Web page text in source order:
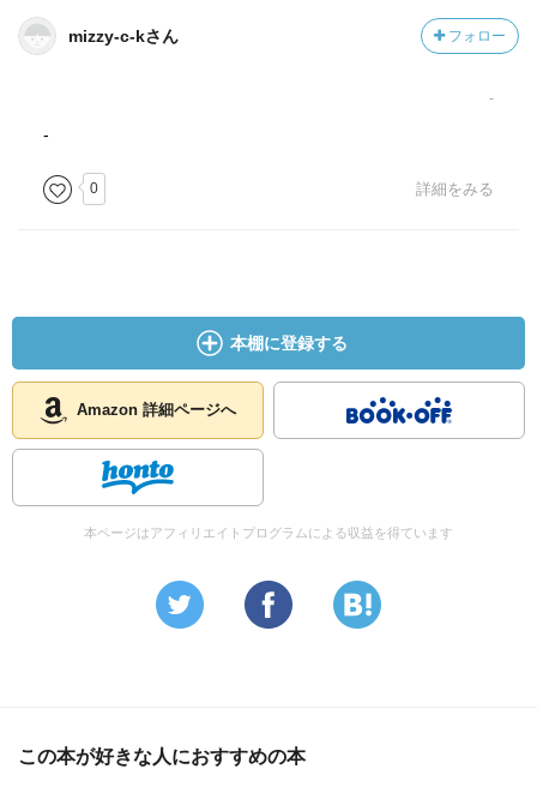
mizzy-c-kさん フォロー
-
-
0 詳細をみる
本棚に登録する
Amazon 詳細ページへ
本ページはアフィリエイトプログラムによる収益を得ています
この本が好きな人におすすめの本